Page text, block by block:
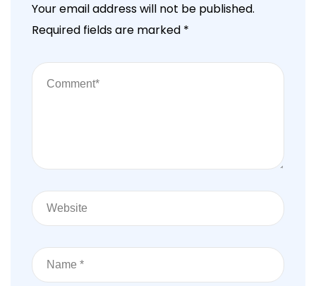
Your email address will not be published.
Required fields are marked *